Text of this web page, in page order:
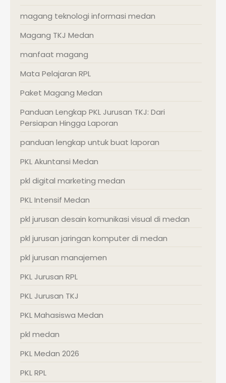
magang teknologi informasi medan
Magang TKJ Medan
manfaat magang
Mata Pelajaran RPL
Paket Magang Medan
Panduan Lengkap PKL Jurusan TKJ: Dari
Persiapan Hingga Laporan
panduan lengkap untuk buat laporan
PKL Akuntansi Medan
pkl digital marketing medan
PKL Intensif Medan
pkl jurusan desain komunikasi visual di medan
pkl jurusan jaringan komputer di medan
pkl jurusan manajemen
PKL Jurusan RPL
PKL Jurusan TKJ
PKL Mahasiswa Medan
pkl medan
PKL Medan 2026
PKL RPL